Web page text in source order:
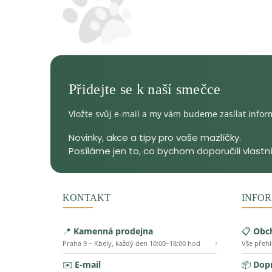
Vložte svůj e-mail a my vám budeme zasílat
KONTAKT
📍 Kamenná prodejna
Praha 9 – Kbely, každý den 10:00–18:00 hod
›
✉️ E-mail
📋
Vše
📦